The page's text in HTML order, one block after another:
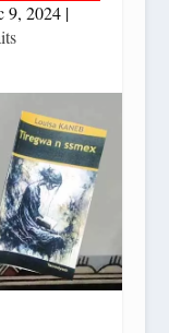
9, 2024|